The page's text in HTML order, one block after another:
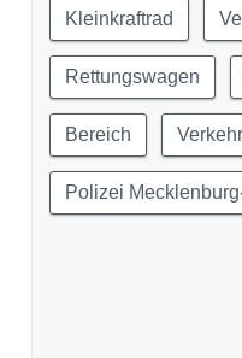
Kleinkraftrad
Rettungswagen
Bereich
Polizei